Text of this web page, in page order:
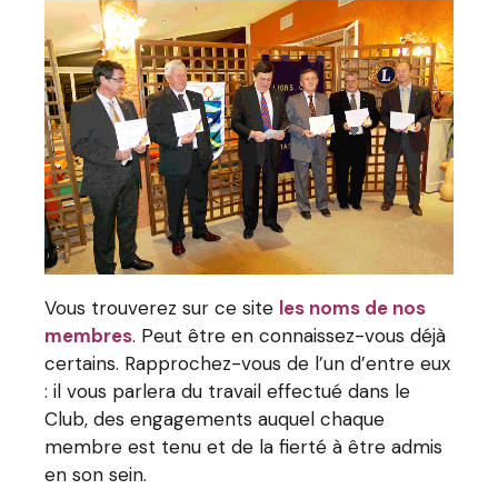
Vous trouverez sur ce site les noms de nos
membres. Peut être en connaissez-vous déjà
certains. Rapprochez-vous de l’un d’entre eux
: il vous parlera du travail effectué dans le
Club, des engagements auquel chaque
membre est tenu et de la fierté à être admis
en son sein.